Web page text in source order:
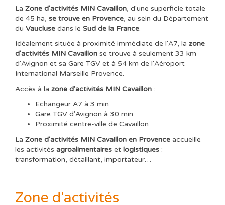
La Zone d'activités MIN Cavaillon, d'une superficie totale
de 45 ha, se trouve en Provence, au sein du Département
du Vaucluse dans le Sud de la France.
Idéalement située à proximité immédiate de l'A7, la zone
d'activités MIN Cavaillon se trouve à seulement 33 km
d'Avignon et sa Gare TGV et à 54 km de l'Aéroport
International Marseille Provence.
Accès à la zone d'activités MIN Cavaillon :
Echangeur A7 à 3 min
Gare TGV d'Avignon à 30 min
Proximité centre-ville de Cavaillon
La Zone d'activités MIN Cavaillon en Provence accueille
les activités agroalimentaires et logistiques :
transformation, détaillant, importateur…
Zone d'activités